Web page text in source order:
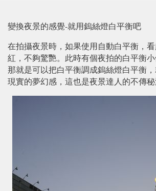
變換夜景的感覺-就用鎢絲燈白平衡吧
在拍攝夜景時，如果使用自動白平衡，
紅，不夠驚艷。此時有個夜拍的白平衡小
那就是可以把白平衡調成鎢絲燈白平衡
現實的夢幻感，這也是夜景達人的不傳秘